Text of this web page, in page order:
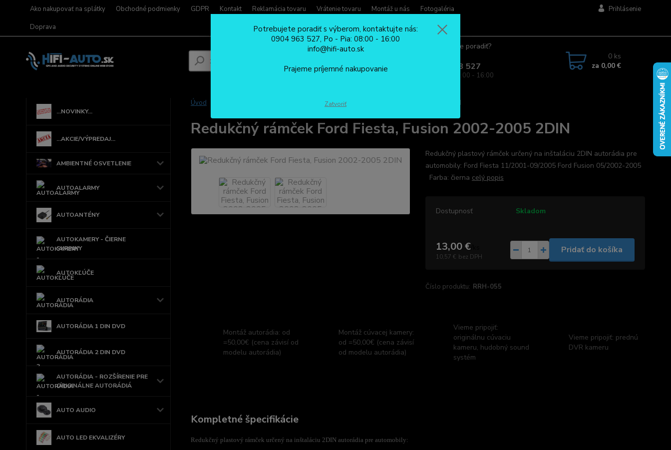
Ako nakupovať na splátky Obchodné podmienky GDPR Kontakt Reklamácia tovaru Vrátenie tovaru Montáž u nás
Fotogaléria
Doprava
Prihlásenie
Potrebujete poradiť?
0904 963 527
Po - Pia: 08:00 - 16:00
0 ks
za 0,00 €
...NOVINKY...
...AKCIE/VÝPREDAJ...
AMBIENTNÉ OSVETLENIE
AUTOALARMY
AUTOANTÉNY
AUTOKAMERY - ČIERNE
SKRINKY
AUTOKĽÚČE
AUTORÁDIA
AUTORÁDIA 1 DIN DVD
AUTORÁDIA 2 DIN DVD
AUTORÁDIA - ROZŠÍRENIE PRE
ORIGINÁLNE AUTORÁDIÁ
AUTO AUDIO
AUTO LED EKVALIZÉRY
Úvod Redukčný rámček Ford Fiesta, Fusion 2002-2005 2DIN
Redukčný rámček Ford Fiesta, Fusion 2002-2005 2DIN
Redukčný plastový rámček určený na inštaláciu 2DIN autorádia pre
automobily: Ford Fiesta 11/2001-09/2005 Ford Fusion 05/2002-2005
Farba: čierna celý popis
Dostupnosť Skladom
13,00 €/
10,57 € bez DPH
Pridať do košíka
Číslo produktu: RRH-055
Montáž autorádia: od
=50,00€ (cena závisí od
modelu autorádia)
Montáž cúvacej kamery:
od =50,00€ (cena závisí
od modelu autorádia)
Vieme pripojiť:
originálnu cúvaciu
kameru, hudobný sound
systém
Vieme pripojiť: prednú
DVR kameru
Kompletné špecifikácie
Redukčný plastový rámček určený na inštaláciu 2DIN autorádia pre automobily:
Potrebujete poradiť s výberom, kontaktujte nás:
0904 963 527, Po - Pia: 08:00 - 16:00
info@hifi-auto.sk
Prajeme príjemné nakupovanie
Zatvoriť